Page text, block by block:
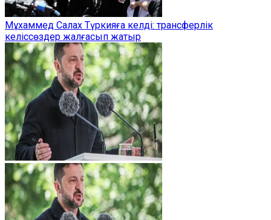
Мұхаммед Салах Түркияға келді: трансферлік
келіссөздер жалғасып жатыр